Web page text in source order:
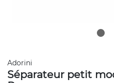
Adorini
Séparateur petit